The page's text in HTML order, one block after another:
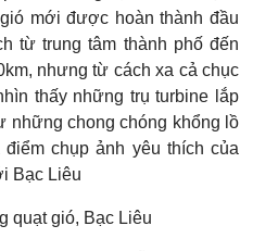
mới được hoàn thành đầu
từ trung tâm thành phố đến
nhưng từ cách xa cả chục
thấy những trụ turbine lắp
những chong chóng khổng lồ
chụp ảnh yêu thích của
Bạc Liêu